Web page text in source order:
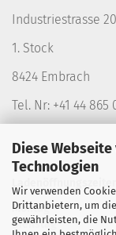
Diese
Technologien
Wir verwenden
Drittanbietern, um
gewährleisten, die
Industriestrasse 20
1. Stock
8424 Embrach
Tel. Nr: +41 44 865
Ladenöffnungszeiten
Montag
Dienstag